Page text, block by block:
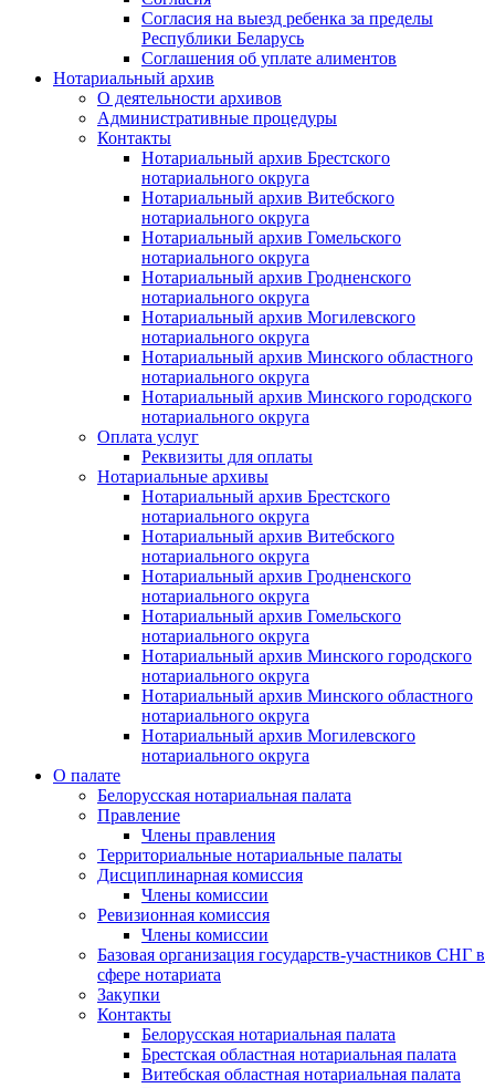
Согласия на выезд ребенка за пределы
Республики Беларусь
Соглашения об уплате алиментов
Нотариальный архив
О деятельности архивов
Административные процедуры
Контакты
Нотариальный архив Брестского
нотариального округа
Нотариальный архив Витебского
нотариального округа
Нотариальный архив Гомельского
нотариального округа
Нотариальный архив Гродненского
нотариального округа
Нотариальный архив Могилевского
нотариального округа
Нотариальный архив Минского областного
нотариального округа
Нотариальный архив Минского городского
нотариального округа
Оплата услуг
Реквизиты для оплаты
Нотариальные архивы
Нотариальный архив Брестского
нотариального округа
Нотариальный архив Витебского
нотариального округа
Нотариальный архив Гродненского
нотариального округа
Нотариальный архив Гомельского
нотариального округа
Нотариальный архив Минского городского
нотариального округа
Нотариальный архив Минского областного
нотариального округа
Нотариальный архив Могилевского
нотариального округа
О палате
Белорусская нотариальная палата
Правление
Члены правления
Территориальные нотариальные палаты
Дисциплинарная комиссия
Члены комиссии
Ревизионная комиссия
Члены комиссии
Базовая организация государств-участников СНГ в
сфере нотариата
Закупки
Контакты
Белорусская нотариальная палата
Брестская областная нотариальная палата
Витебская областная нотариальная палата